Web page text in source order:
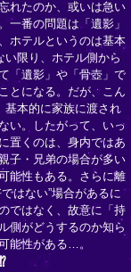
れたのか、或いは急い
一番の問題は「遺影」
ホテルというのは基本
い限り、ホテル側から
「遺影」や「骨壺」で
とになる。だが、こん
基本的に家族に渡され
い。したがって、いっ
置くのは、身内ではあ
子・兄弟の場合が多い
能性もある。さらに離
はない”場合があるに
ではなく、故意に「持
側がどうするのか知ら
能性がある…。